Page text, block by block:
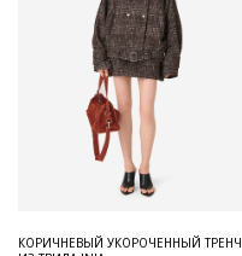
КОРИЧНЕВЫЙ УКОРОЧЕННЫЙ ТРЕНЧ